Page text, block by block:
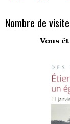
Nombre de
Vous